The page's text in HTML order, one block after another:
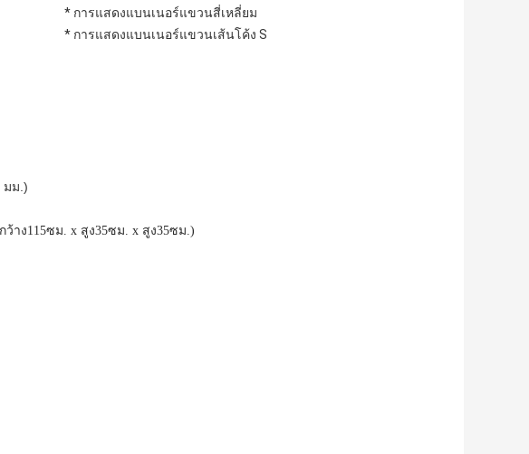
* การแสดงแบนเนอร์แขวนสี่เหลี่ยม
* การแสดงแบนเนอร์แขวนเส้นโค้ง S
มม.)
ว้าง115ซม. x สูง35ซม. x สูง35ซม.)